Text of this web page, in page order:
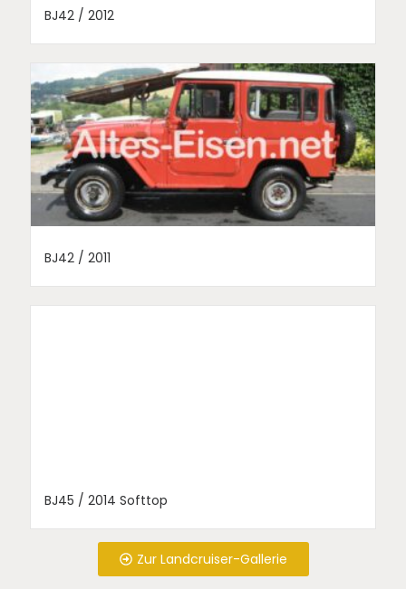
BJ42 / 2012
BJ42 / 2011
BJ45 / 2014 Softtop
Zur Landcruiser-Gallerie